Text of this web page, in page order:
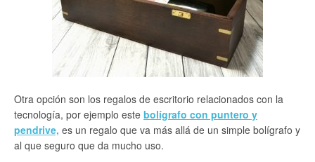
Otra opción son los regalos de escritorio relacionados con la
tecnología, por ejemplo este bolígrafo con puntero y
pendrive, es un regalo que va más allá de un simple bolígrafo y
al que seguro que da mucho uso.